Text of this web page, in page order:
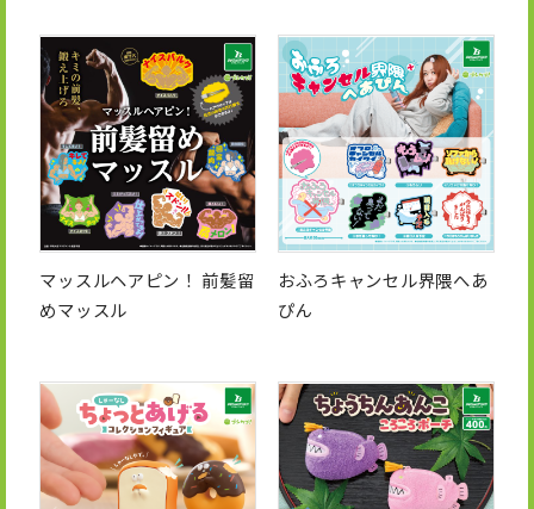
マッスルヘアピン！ 前髪留
めマッスル
おふろキャンセル界隈へあ
ぴん